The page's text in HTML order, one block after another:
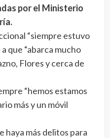
por el Ministerio
“siempre estuvo
que “abarca mucho
Flores y cerca de
“hemos estamos
más y un móvil
haya más delitos para